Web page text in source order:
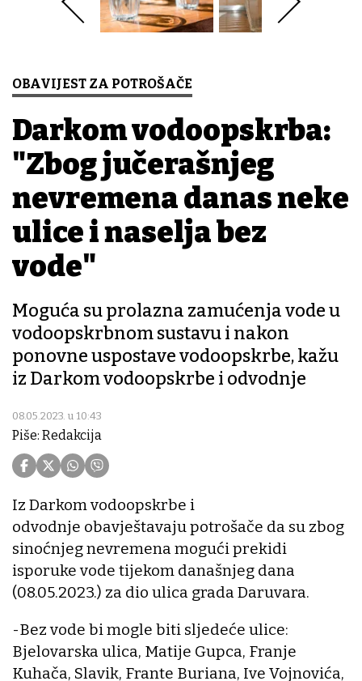
OBAVIJEST ZA POTROŠAČE
Darkom vodoopskrba:
"Zbog jučerašnjeg
nevremena danas neke
ulice i naselja bez
vode"
Moguća su prolazna zamućenja vode u
vodoopskrbnom sustavu i nakon
ponovne uspostave vodoopskrbe, kažu
iz Darkom vodoopskrbe i odvodnje
08.05.2023. u 10:43
Piše: Redakcija
Iz Darkom vodoopskrbe i
odvodnje obavještavaju potrošače da su zbog
sinoćnjeg nevremena mogući prekidi
isporuke vode tijekom današnjeg dana
(08.05.2023.) za dio ulica grada Daruvara.
-Bez vode bi mogle biti sljedeće ulice:
Bjelovarska ulica, Matije Gupca, Franje
Kuhača, Slavik, Frante Buriana, Ive Vojnovića,